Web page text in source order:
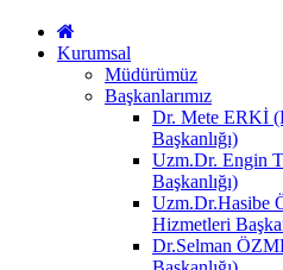
Kurumsal
Müdürümüz
Başkanlarımız
Dr. Mete ERKİ
Başkanlığı)
Uzm.Dr. Engin
Başkanlığı)
Uzm.Dr.Hasibe
Hizmetleri
Dr.Selman